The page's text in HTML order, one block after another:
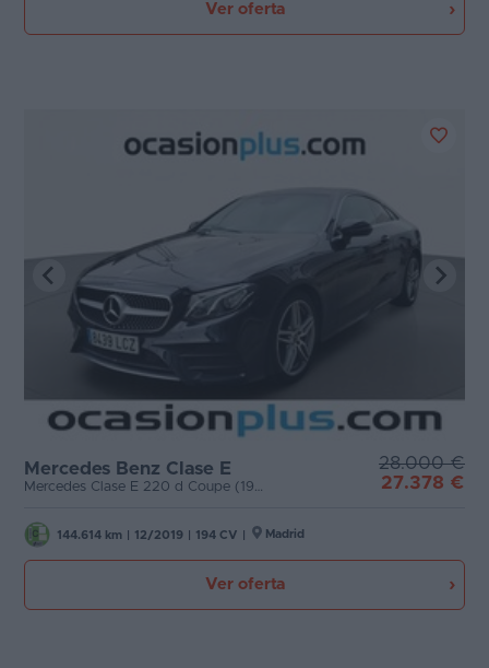
Ver oferta
Mercedes Benz Clase E
Mercedes Clase E 220 d Coupe (194 CV) Pack AMG
28.000 €
27.378 €
144.614 km 12/2019 194 CV Madrid
Ver oferta